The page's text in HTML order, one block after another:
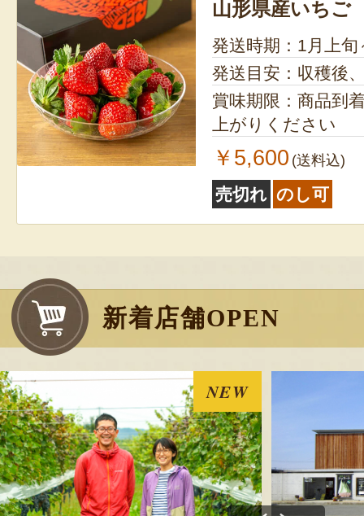
山形県産いちご
発送時期：1月上旬
発送目安：収穫後
賞味期限：商品到
上がりください
￥5,600 (送料込)
売切れ のし可
新着店舗OPEN
NEW